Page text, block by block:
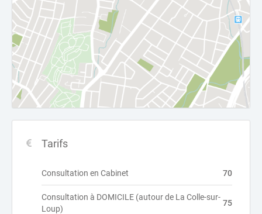
Tarifs
Consultation en Cabinet 70
Consultation à DOMICILE (autour de La Colle-sur-
Loup)
75